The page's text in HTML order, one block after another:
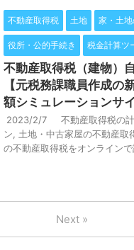
不動産取得税 土地 家・土
役所・公的手続き 税金計算ツ
不動産取得税（建物）
【元税務課職員作成の
額シミュレーションサイ
2023/2/7
不動産取得税の
ン
土地・中古家屋の不動産取
の不動産取得税をオンライン
Next »